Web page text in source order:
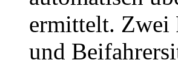
ermittelt. Zwei
und